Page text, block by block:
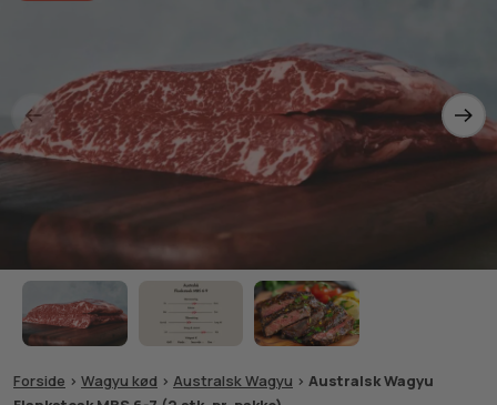
Forside > Wagyu kød > Australsk Wagyu > Australsk Wagyu